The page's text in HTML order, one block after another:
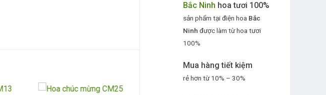
Bắc Ninh hoa tươi 100%
sản phẩm tại điện hoa Bắc
Ninh được làm từ hoa tươi
100%
Mua hàng tiết kiệm
rẻ hơn từ 10% – 30%